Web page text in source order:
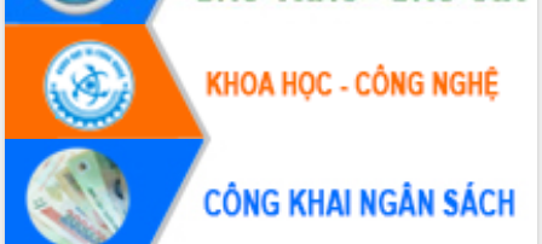
Đắk Lắk ký kết thỏa thuận hợp tác về
chuyển đổi số giai đoạn 2026 – 2030
với Tập đoàn Bưu chính Viễn thông
Việt Nam
Thứ trưởng Bộ Y tế làm việc với tỉnh
Đắk Lắk về phát triển nhân lực y tế
cho trạm y tế cấp xã
Du lịch Đắk Lắk nâng tầm trải nghiệm
du khách thông qua Hệ thống cơ sở dữ